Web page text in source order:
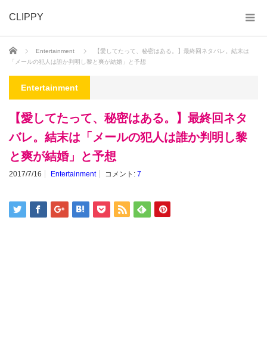
CLIPPY
ホーム Entertainment
【愛してたって、秘密はある。】最終回ネタバレ。結末は
「メールの犯人は誰か判明し黎と爽が結婚」と予想
Entertainment
【愛してたって、秘密はある。】最終回ネタ
バレ。結末は「メールの犯人は誰か判明し黎
と爽が結婚」と予想
2017/7/16 Entertainment コメント: 7